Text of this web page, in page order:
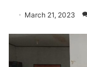
March 21, 2023